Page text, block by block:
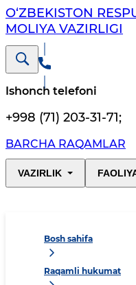
O‘ZBEKISTON
MOLIYA VAZIRLIGI
Ishonch telefoni
+998 (71) 203-31-71;
BARCHA RAQAMLAR
VAZIRLIK
Bosh sahifa
Raqamli hukumat